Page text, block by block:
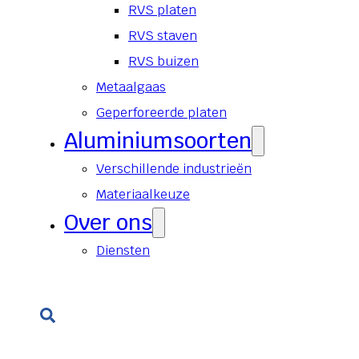
RVS platen
RVS staven
RVS buizen
Metaalgaas
Geperforeerde platen
Aluminiumsoorten
Verschillende industrieën
Materiaalkeuze
Over ons
Diensten